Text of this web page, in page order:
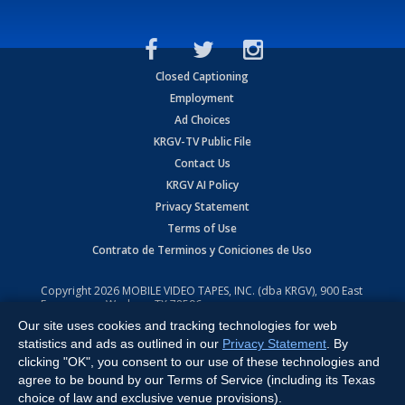
Closed Captioning
Employment
Ad Choices
KRGV-TV Public File
Contact Us
KRGV AI Policy
Privacy Statement
Terms of Use
Contrato de Terminos y Coniciones de Uso
Copyright2026 MOBILE VIDEO TAPES, INC. (dba KRGV), 900 East
Expressway, Weslaco, TX 78596.
All Rights Reserved. Powered by:Ruby Shore Software
Our site uses cookies and tracking technologies for web
statistics and ads as outlined in our Privacy Statement . By
clicking "OK", you consent to our use of these technologies and
agree to be bound by our Terms of Service (including its Texas
choice of law and exclusive venue provisions).